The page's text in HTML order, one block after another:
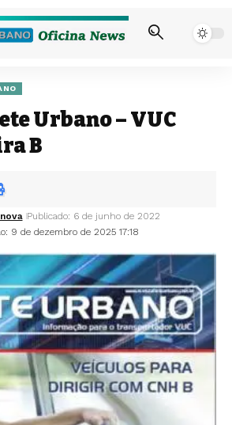
Urbano – VUC
B
9 de dezembro de 2025 17:18
Publicado: 6 de junho de 2022